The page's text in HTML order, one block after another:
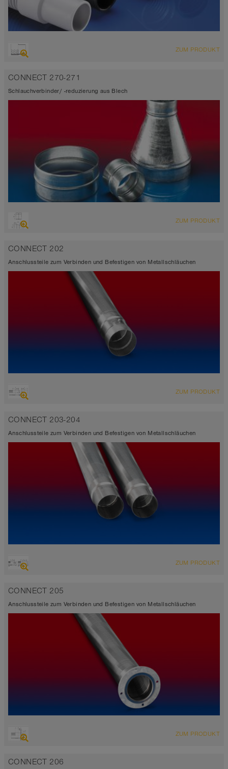
ZUM PRODUKT
CONNECT 270-271
Schlauchverbinder/ -reduzierung aus Blech
ZUM PRODUKT
CONNECT 202
Anschlussteile zum Verbinden und Befestigen von Metallschläuchen
ZUM PRODUKT
CONNECT 203-204
Anschlussteile zum Verbinden und Befestigen von Metallschläuchen
ZUM PRODUKT
CONNECT 205
Anschlussteile zum Verbinden und Befestigen von Metallschläuchen
ZUM PRODUKT
CONNECT 206